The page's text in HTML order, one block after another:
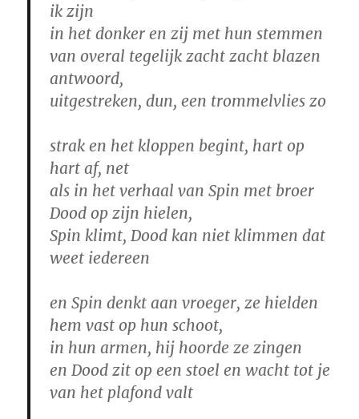
ik zijn
in het donker en zij met hun stemmen
van overal tegelijk zacht zacht blazen
antwoord,
uitgestreken, dun, een trommelvlies zo
strak en het kloppen begint, hart op
hart af, net
als in het verhaal van Spin met broer
Dood op zijn hielen,
Spin klimt, Dood kan niet klimmen dat
weet iedereen
en Spin denkt aan vroeger, ze hielden
hem vast op hun schoot,
in hun armen, hij hoorde ze zingen
en Dood zit op een stoel en wacht tot je
van het plafond valt